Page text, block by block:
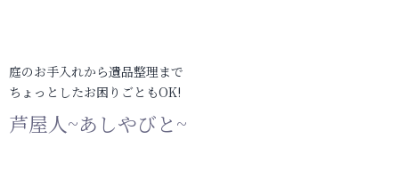
庭のお手入れから遺品整理まで
ちょっとしたお困りごともOK!
芦屋人~あしやびと~